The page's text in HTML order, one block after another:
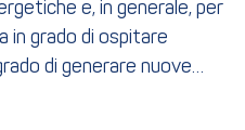
e, in generale, per
in grado di ospitare
di generare nuove